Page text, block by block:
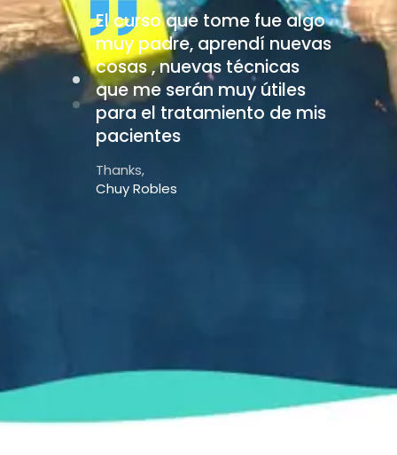
con el
El curso que tome fue algo
muy padre, aprendí nuevas
cosas , nuevas técnicas
que me serán muy útiles
para el tratamiento de mis
pacientes
Thanks,
Chuy Robles